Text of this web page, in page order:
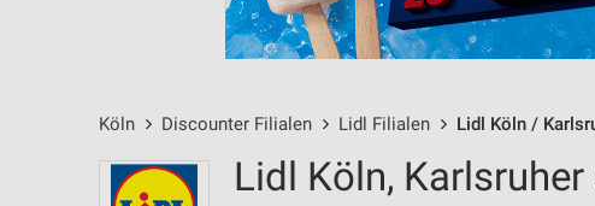
Köln Discounter Filialen Lidl Filialen Lidl Köln /
Lidl Köln, Karlsruher